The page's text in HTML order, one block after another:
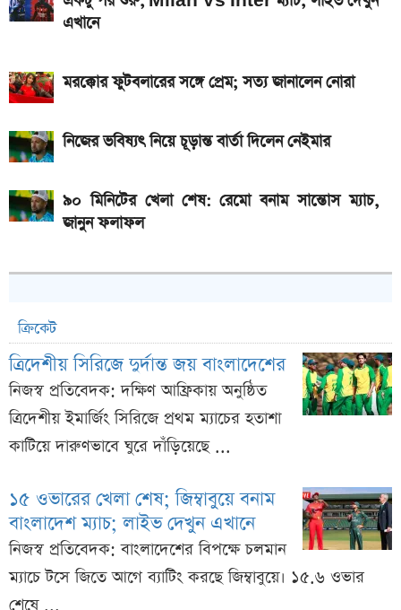
এখানে
মরক্কোর ফুটবলারের সঙ্গে প্রেম; সত্য জানালেন নোরা
নিজের ভবিষ্যৎ নিয়ে চূড়ান্ত বার্তা দিলেন নেইমার
৯০ মিনিটের খেলা শেষ: রেমো বনাম সান্তোস ম্যাচ,
জানুন ফলাফল
ক্রিকেট
ত্রিদেশীয় সিরিজে দুর্দান্ত জয় বাংলাদেশের
নিজস্ব প্রতিবেদক: দক্ষিণ আফ্রিকায় অনুষ্ঠিত
ত্রিদেশীয় ইমার্জিং সিরিজে প্রথম ম্যাচের হতাশা
কাটিয়ে দারুণভাবে ঘুরে দাঁড়িয়েছে ...
১৫ ওভারের খেলা শেষ; জিম্বাবুয়ে বনাম
বাংলাদেশ ম্যাচ; লাইভ দেখুন এখানে
নিজস্ব প্রতিবেদক: বাংলাদেশের বিপক্ষে চলমান
ম্যাচে টসে জিতে আগে ব্যাটিং করছে জিম্বাবুয়ে। ১৫.৬ ওভার
শেষে ...